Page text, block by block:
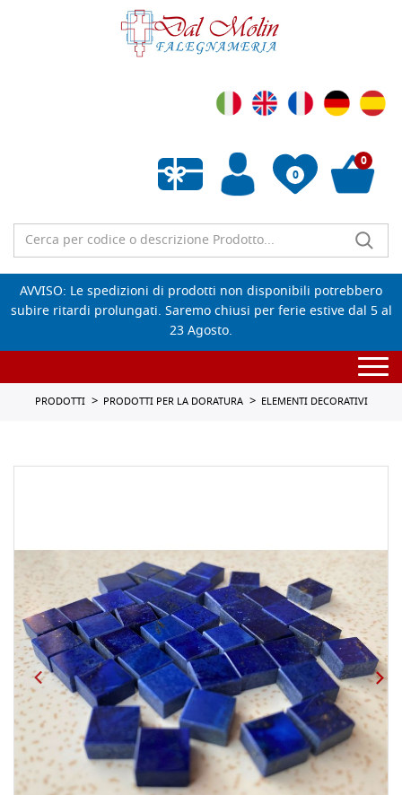
0
Wishlist vuota
0
AVVISO: Le spedizioni di prodotti non disponibili potrebbero
subire ritardi prolungati. Saremo chiusi per ferie estive dal 5 al
23 Agosto.
PRODOTTI PRODOTTI PER LA DORATURA ELEMENTI DECORATIVI